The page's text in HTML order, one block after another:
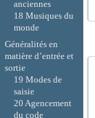
anciennes
18 Musiques du
monde
Généralités en
matière d’entrée et
sortie
19 Modes de
saisie
20 Agencement
du code